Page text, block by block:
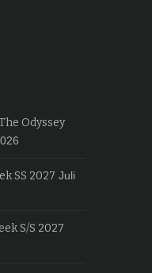
Odyssey
SS 2027 Juli
S/S 2027